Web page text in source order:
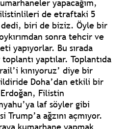
yapacağım,
de etraftaki 5
dedi, biri de biziz. Öyle bir
sonra tehcir ve
yapıyorlar. Bu sırada
yaptılar. Toplantıda
kınıyoruz’ diye bir
Doha’dan etkili bir
Filistin
laf söyler gibi
Trump’a ağzını açmıyor.
kumarhane yapmak